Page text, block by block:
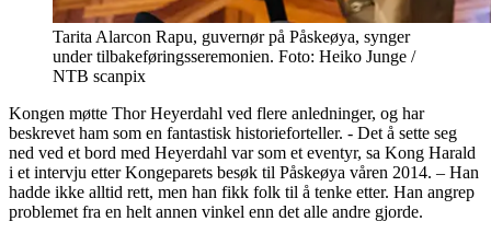
Tarita Alarcon Rapu, guvernør på Påskeøya, synger
under tilbakeføringsseremonien. Foto: Heiko Junge /
NTB scanpix
Kongen møtte Thor Heyerdahl ved flere anledninger, og har
beskrevet ham som en fantastisk historieforteller. - Det å sette seg
ned ved et bord med Heyerdahl var som et eventyr, sa Kong Harald
i et intervju etter Kongeparets besøk til Påskeøya våren 2014. – Han
hadde ikke alltid rett, men han fikk folk til å tenke etter. Han angrep
problemet fra en helt annen vinkel enn det alle andre gjorde.